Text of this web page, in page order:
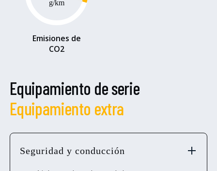
g/km
Emisiones de
CO2
Equipamiento de serie
Equipamiento extra
Seguridad y conducción